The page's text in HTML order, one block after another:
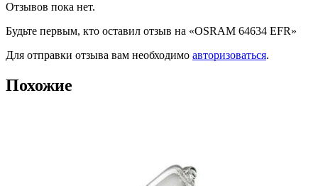
Отзывов пока нет.
Будьте первым, кто оставил отзыв на «OSRAM 64634 EFR»
Для отправки отзыва вам необходимо авторизоваться.
Похожие